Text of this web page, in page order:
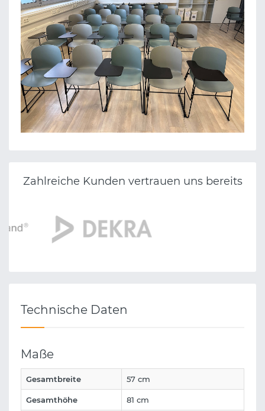
Zahlreiche Kunden vertrauen uns bereits
Technische Daten
Maße
Gesamtbreite 57 cm
Gesamthöhe 81 cm